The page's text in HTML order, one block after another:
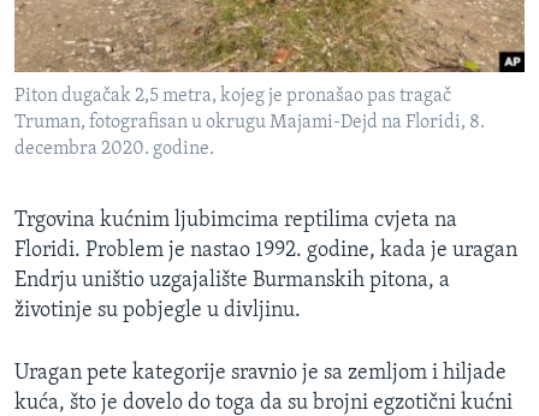
Piton dugačak 2,5 metra, kojeg je pronašao pas tragač
Truman, fotografisan u okrugu Majami-Dejd na Floridi, 8.
decembra 2020. godine.
Trgovina kućnim ljubimcima reptilima cvjeta na
Floridi. Problem je nastao 1992. godine, kada je uragan
Endrju uništio uzgajalište Burmanskih pitona, a
životinje su pobjegle u divljinu.
Uragan pete kategorije sravnio je sa zemljom i hiljade
kuća, što je dovelo do toga da su brojni egzotični kućni